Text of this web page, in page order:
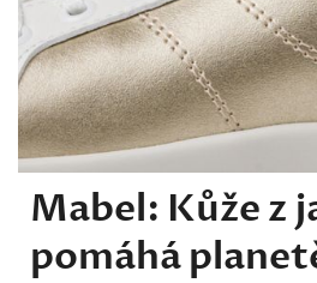
Mabel: Kůže z
pomáhá